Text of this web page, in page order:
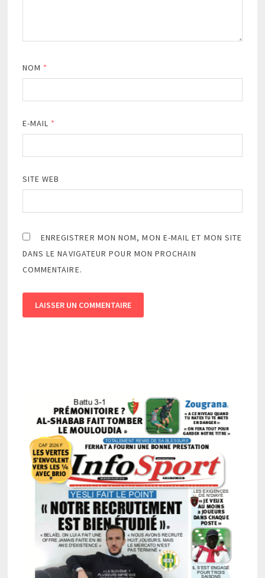
NOM *
E-MAIL *
SITE WEB
ENREGISTRER MON NOM, MON E-MAIL ET MON SITE
DANS LE NAVIGATEUR POUR MON PROCHAIN
COMMENTAIRE.